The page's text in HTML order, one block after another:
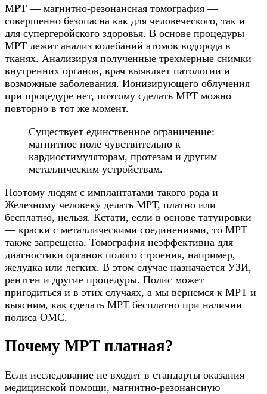
МРТ — магнитно-резонансная томография —
совершенно безопасна как для человеческого, так и
для супергеройского здоровья. В основе процедуры
МРТ лежит анализ колебаний атомов водорода в
тканях. Анализируя полученные трехмерные снимки
внутренних органов, врач выявляет патологии и
возможные заболевания. Ионизирующего облучения
при процедуре нет, поэтому сделать МРТ можно
повторно в тот же момент.
Существует единственное ограничение:
магнитное поле чувствительно к
кардиостимуляторам, протезам и другим
металлическим устройствам.
Поэтому людям с имплантатами такого рода и
Железному человеку делать МРТ, платно или
бесплатно, нельзя. Кстати, если в основе татуировки
— краски с металлическими соединениями, то МРТ
также запрещена. Томография неэффективна для
диагностики органов полого строения, например,
желудка или легких. В этом случае назначается УЗИ,
рентген и другие процедуры. Полис может
пригодиться и в этих случаях, а мы вернемся к МРТ и
выясним, как сделать МРТ бесплатно при наличии
полиса ОМС.
Почему МРТ платная?
Если исследование не входит в стандарты оказания
медицинской помощи, магнитно-резонансную